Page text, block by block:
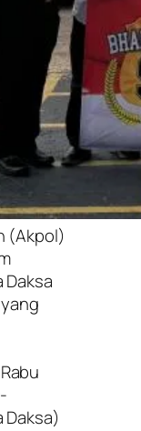
(Akpol)
Daksa
Daksa)